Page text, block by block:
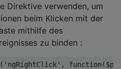
Direktive verwenden, um
beim Klicken mit der
mithilfe des
zu binden :
'ngRightClick' , function (